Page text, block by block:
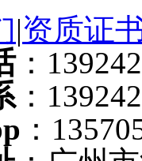
|资质证
：
：
：